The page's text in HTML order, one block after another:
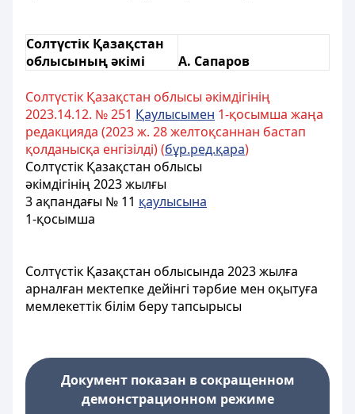
Солтүстік Қазақстан
облысының әкімі
А. Сапаров
Солтүстік Қазақстан облысы әкімдігінің
2023.14.12. № 251 Қаулысымен 1-қосымша жаңа
редакцияда (2023 ж. 28 желтоқсаннан бастап
қолданысқа енгізілді) (бұр.ред.қара)
Солтүстік Қазақстан облысы
әкімдігінің 2023 жылғы
3 ақпандағы № 11 қаулысына
1-қосымша
Солтүстік Қазақстан облысында 2023 жылға
арналған мектепке дейінгі тәрбие мен оқытуға
мемлекеттік білім беру тапсырысы
Документ показан в сокращенном
демонстрационном режиме